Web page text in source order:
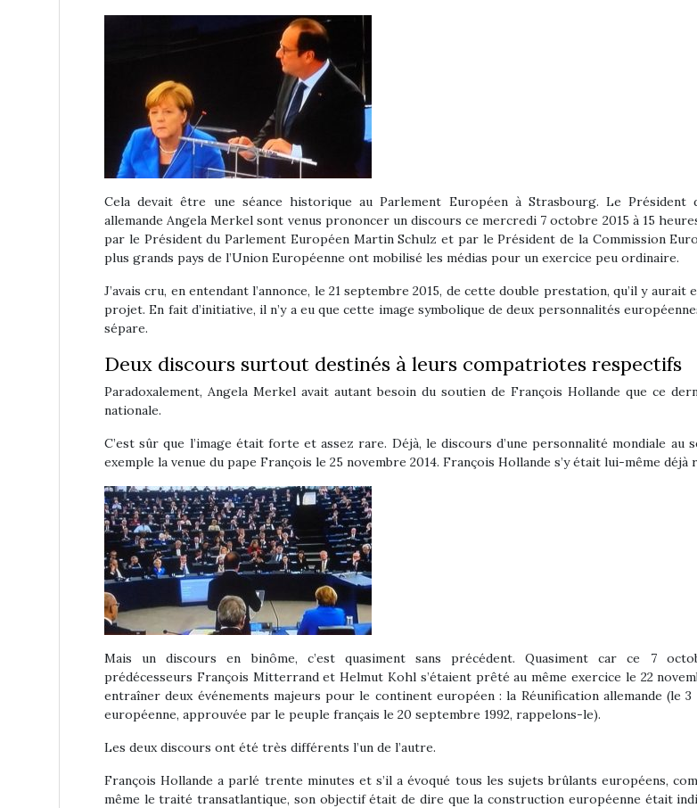
Cela devait être une séance historique au Parlement Européen à Strasbourg. Le Président
allemande Angela Merkel sont venus prononcer un discours ce mercredi 7 octobre 2015 à 15
par le Président du Parlement Européen Martin Schulz et par le Président de la Commission
plus grands pays de l’Union Européenne ont mobilisé les médias pour un exercice peu ordinaire.
J’avais cru, en entendant l’annonce, le 21 septembre 2015, de cette double prestation, qu’il y
projet. En fait d’initiative, il n’y a eu que cette image symbolique de deux personnalités
sépare.
Deux discours surtout destinés à leurs compatriotes respectifs
Paradoxalement, Angela Merkel avait autant besoin du soutien de François Hollande que ce
nationale.
C’est sûr que l’image était forte et assez rare. Déjà, le discours d’une personnalité mondiale
exemple la venue du pape François le 25 novembre 2014. François Hollande s’y était lui-même déjà
Mais un discours en binôme, c’est quasiment sans précédent. Quasiment car ce 7
prédécesseurs François Mitterrand et Helmut Kohl s’étaient prêté au même exercice le 22
entraîner deux événements majeurs pour le continent européen : la Réunification allemande (le
européenne, approuvée par le peuple français le 20 septembre 1992, rappelons-le).
Les deux discours ont été très différents l’un de l’autre.
François Hollande a parlé trente minutes et s’il a évoqué tous les sujets brûlants européens,
même le traité transatlantique, son objectif était de dire que la construction européenne était